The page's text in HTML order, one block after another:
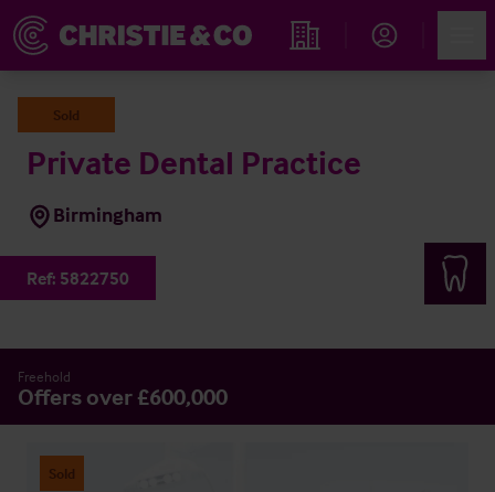
Rechercher un hôtel
Sold
Private Dental Practice
Birmingham
Ref: 5822750
Freehold
Offers over £600,000
Sold